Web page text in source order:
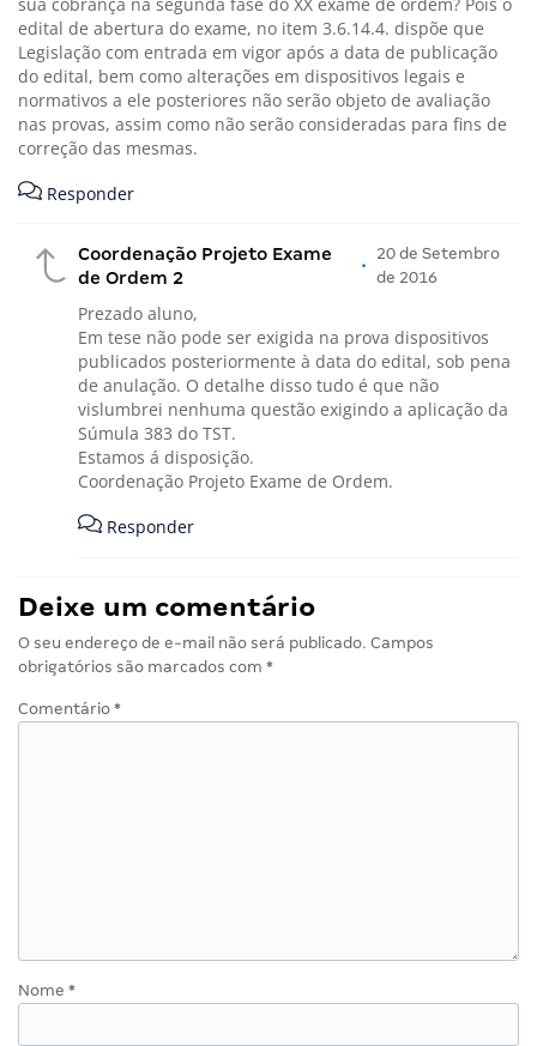
edital de abertura do exame, no item 3.6.14.4. dispõe que
Legislação com entrada em vigor após a data de publicação
do edital, bem como alterações em dispositivos legais e
normativos a ele posteriores não serão objeto de avaliação
nas provas, assim como não serão consideradas para fins de
correção das mesmas.
Responder
Coordenação Projeto Exame
de Ordem 2
•
20 de Setembro
de 2016
Prezado aluno,
Em tese não pode ser exigida na prova dispositivos
publicados posteriormente à data do edital, sob pena
de anulação. O detalhe disso tudo é que não
vislumbrei nenhuma questão exigindo a aplicação da
Súmula 383 do TST.
Estamos á disposição.
Coordenação Projeto Exame de Ordem.
Responder
Deixe um comentário
O seu endereço de e-mail não será publicado. Campos
obrigatórios são marcados com *
Comentário *
Nome *